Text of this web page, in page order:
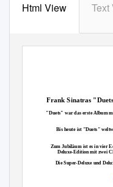
Html View Text
Frank Sinatras
"Duets" war das erste Album
Bis heute ist "Duets"
Zum Jubiläum ist es in vier
Deluxe-Edition mit zwei
Die Super-Deluxe und